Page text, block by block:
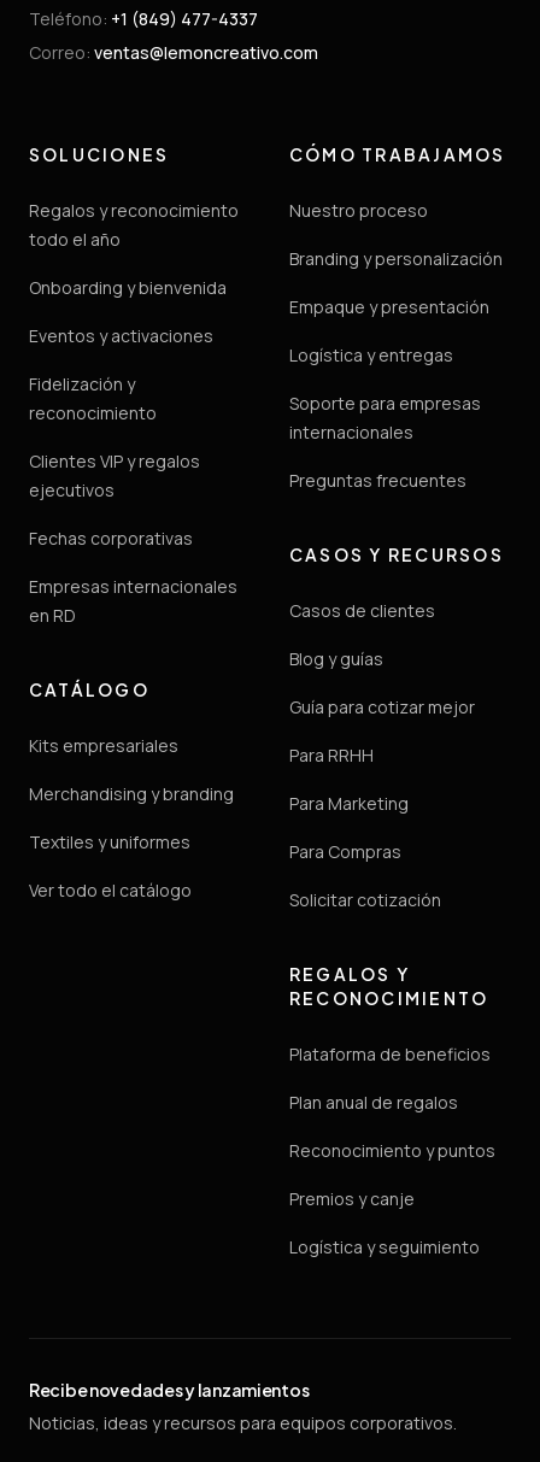
Teléfono: +1 (849) 477-4337
Correo: ventas@lemoncreativo.com
SOLUCIONES
Regalos y reconocimiento
todo el año
Onboarding y bienvenida
Eventos y activaciones
Fidelización y
reconocimiento
Clientes VIP y regalos
ejecutivos
Fechas corporativas
Empresas internacionales
en RD
CATÁLOGO
Kits empresariales
Merchandising y branding
Textiles y uniformes
Ver todo el catálogo
CÓMO TRABAJAMOS
Nuestro proceso
Branding y personalización
Empaque y presentación
Logística y entregas
Soporte para empresas
internacionales
Preguntas frecuentes
CASOS Y RECURSOS
Casos de clientes
Blog y guías
Guía para cotizar mejor
Para RRHH
Para Marketing
Para Compras
Solicitar cotización
REGALOS Y
RECONOCIMIENTO
Plataforma de beneficios
Plan anual de regalos
Reconocimiento y puntos
Premios y canje
Logística y seguimiento
Recibe novedades y lanzamientos
Noticias, ideas y recursos para equipos corporativos.